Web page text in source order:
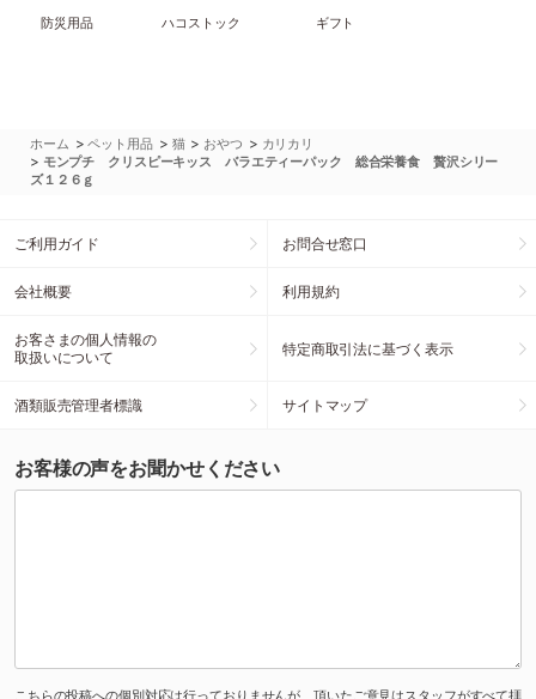
防災用品 ハコストック ギフト
ホーム >ペット用品 > 猫 > おやつ > カリカリ
> モンプチ クリスピーキッス バラエティーパック 総合栄養食 贅沢シリー
ズ１２６ｇ
ご利用ガイド お問合せ窓口
会社概要 利用規約
お客さまの個人情報の
取扱いについて
特定商取引法に基づく表示
酒類販売管理者標識 サイトマップ
お客様の声をお聞かせください
こちらの投稿への個別対応は行っておりませんが、頂いたご意見はスタッフがすべて拝